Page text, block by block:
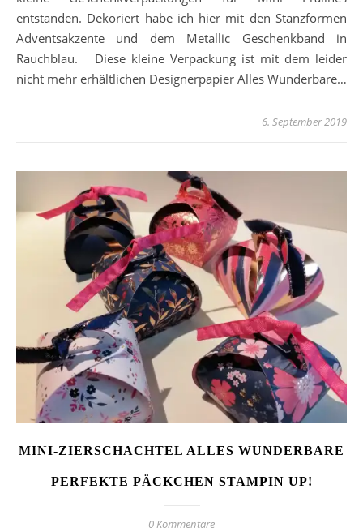
entstanden. Dekoriert habe ich hier mit den Stanzformen
Adventsakzente und dem Metallic Geschenkband in
Rauchblau. Diese kleine Verpackung ist mit dem leider
nicht mehr erhältlichen Designerpapier Alles Wunderbare…
6. September 2019
MINI-ZIERSCHACHTEL ALLES WUNDERBARE
PERFEKTE PÄCKCHEN STAMPIN UP!
0 Kommentare